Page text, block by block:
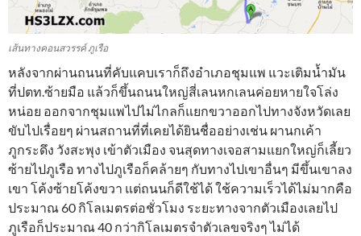
เส้นทางคอนสวรรค์ ภูเรือ
หลังจากผ่านถนนที่คับแคบเราก็ถึงอำเภอชุมแพ แวะเติมน้ำมัน
ที่ปตท.ซ้ายมือ แล้วก็ขึ้นถนนใหญ่สี่เลนหกเลนค่อยหายใจโล่ง
หน่อย ออกจากชุมแพไปไม่ไกลก็แยกขวาออกไปทางจังหวัดเลย
ขับไปเรื่อยๆ ผ่านสถานที่ที่เคยได้ยินชื่ออย่างเช่น ผานกเค้า
ภูกระดึง วังสะพุง เข้าตัวเมือง จนสุดทางเจอสามแยกใหญ่ก็เลี้ยว
ซ้ายไปภูเรือ ทางไปภูเรือก็คล้ายๆ กับทางไปเขาอื่นๆ มีขึ้นเขาลง
เขา โค้งซ้ายโค้งขวา แต่ถนนก็ดีใช้ได้ ใช้ความเร็วได้ไม่มากคือ
ประมาณ 60 กิโลเมตรต่อชั่วโมง ระยะทางจากตัวเมืองเลยไป
ภูเรือก็ประมาณ 40 กว่ากิโลเมตรจำตัวเลขจริงๆ ไม่ได้